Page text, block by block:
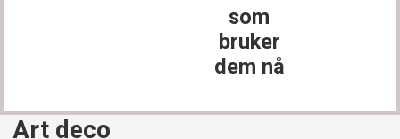
som
bruker
dem nå
Art deco